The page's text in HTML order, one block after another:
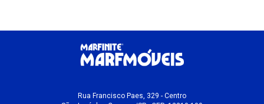
Rua Francisco Paes, 329 - Centro